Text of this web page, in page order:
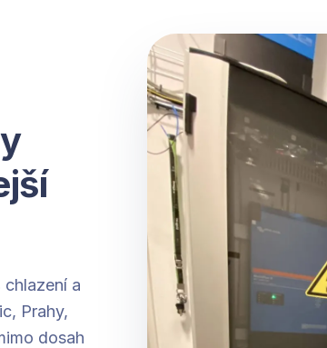
chlazení a
Prahy,
dosah